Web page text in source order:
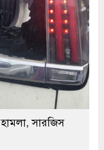
সারজিস